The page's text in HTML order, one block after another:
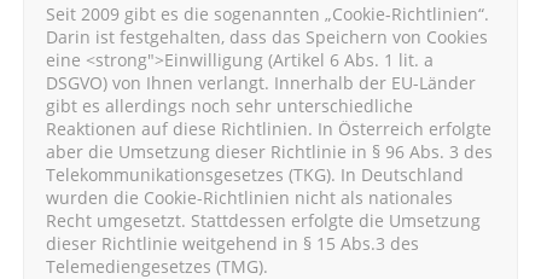
Seit 2009 gibt es die sogenannten „Cookie-Richtlinien“.
Darin ist festgehalten, dass das Speichern von Cookies
eine <strong">Einwilligung (Artikel 6 Abs. 1 lit. a
DSGVO) von Ihnen verlangt. Innerhalb der EU-Länder
gibt es allerdings noch sehr unterschiedliche
Reaktionen auf diese Richtlinien. In Österreich erfolgte
aber die Umsetzung dieser Richtlinie in § 96 Abs. 3 des
Telekommunikationsgesetzes (TKG). In Deutschland
wurden die Cookie-Richtlinien nicht als nationales
Recht umgesetzt. Stattdessen erfolgte die Umsetzung
dieser Richtlinie weitgehend in § 15 Abs.3 des
Telemediengesetzes (TMG).